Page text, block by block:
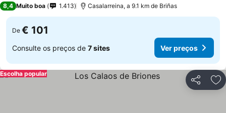
8,4 Muito boa 1.413 Casalarreina, a 9.1 km de Briñas
De € 101
Consulte os preços de 7 sites Ver preços
Partilhar
Escolha popular